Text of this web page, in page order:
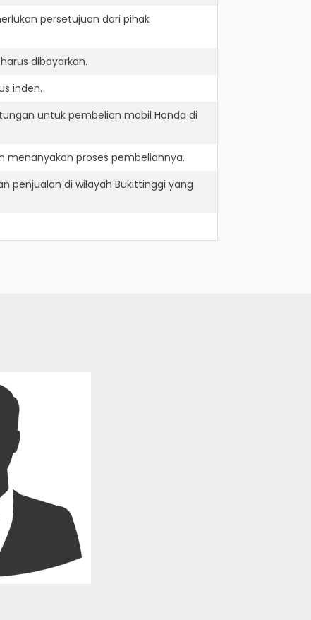
persetujuan dari pihak
dibayarkan.
inden.
untuk pembelian mobil Honda di
menanyakan proses pembeliannya.
penjualan di wilayah Bukittinggi yang